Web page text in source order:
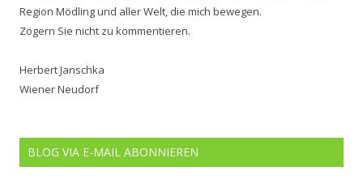
Region Mödling und aller Welt, die mich bewegen.
Zögern Sie nicht zu kommentieren.
Herbert Janschka
Wiener Neudorf
BLOG VIA E-MAIL ABONNIEREN